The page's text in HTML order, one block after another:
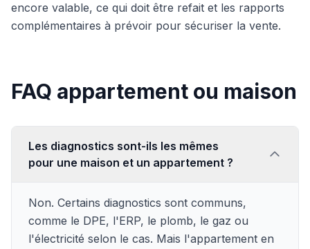
encore valable, ce qui doit être refait et les rapports
complémentaires à prévoir pour sécuriser la vente.
FAQ appartement ou maison
Les diagnostics sont-ils les mêmes
pour une maison et un appartement ?
Non. Certains diagnostics sont communs,
comme le DPE, l'ERP, le plomb, le gaz ou
l'électricité selon le cas. Mais l'appartement en